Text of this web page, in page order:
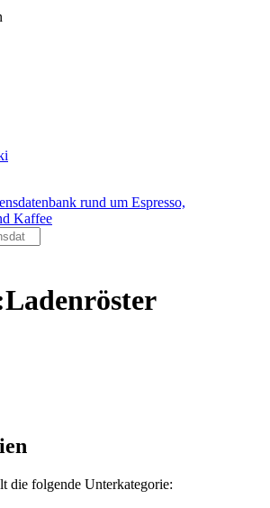
rund um Espresso,
Kaffee
die folgende Unterkategorie: